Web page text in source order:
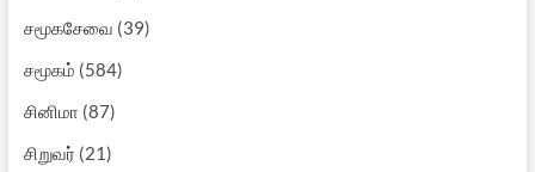
சமூகசேவை (39)
சமூகம் (584)
சினிமா (87)
சிறுவர் (21)